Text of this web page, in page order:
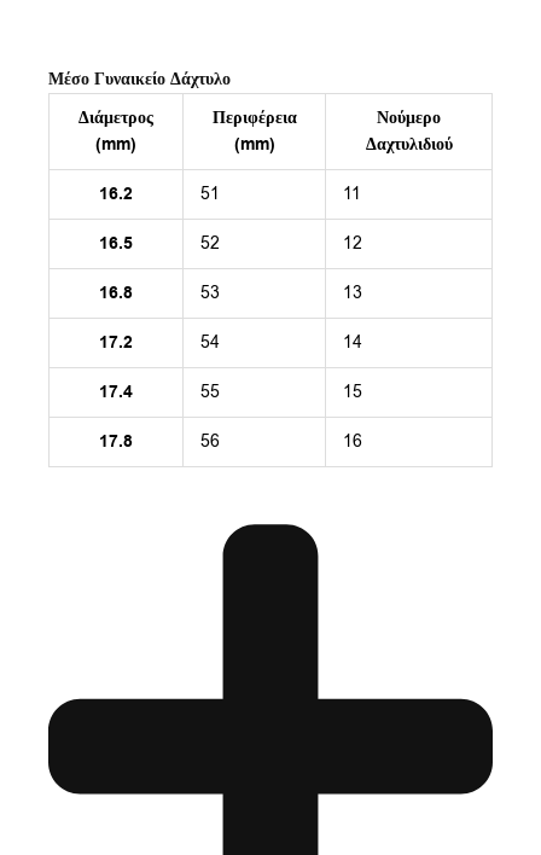
Μέσο Γυναικείο Δάχτυλο
Διάμετρος
(mm)
Περιφέρεια
(mm)
Νούμερο
Δαχτυλιδιού
16.2 51 11
16.5 52 12
16.8 53 13
17.2 54 14
17.4 55 15
17.8 56 16